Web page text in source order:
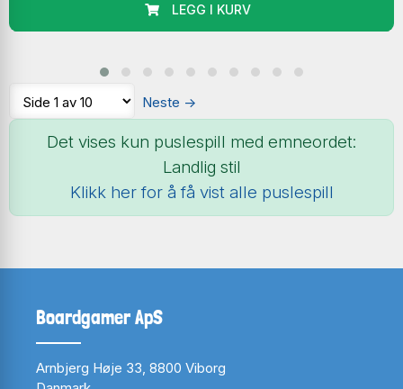
LEGG I KURV
Neste →
Det vises kun puslespill med emneordet:
Landlig stil
Klikk her for å få vist alle puslespill
Boardgamer ApS
Arnbjerg Høje 33, 8800 Viborg